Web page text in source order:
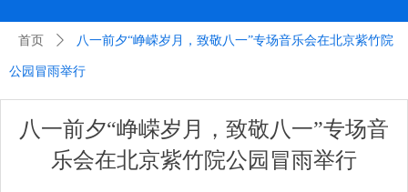
八一前夕“峥嵘岁月，致敬八一”专场音
乐会在北京紫竹院公园冒雨举行
首页 ꄲ 八一前夕“峥嵘岁月，致敬八一”专场音乐会在北京紫竹院
公园冒雨举行